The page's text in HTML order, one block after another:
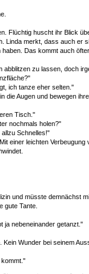
Flüchtig huscht ihr Blick
Linda merkt, dass auch er
Das kommt auch
zu lassen, doch
ich tanze eher selten."
die Augen und bewegen
Tisch."
nochmals holen?"
Schnelles!"
einer leichten
und müsste demnächst
gute Tante.
ja nebeneinander getanzt."
Wunder bei seinem